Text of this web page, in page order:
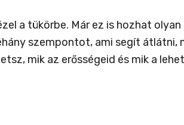
a tükörbe. Már ez is hozhat
szempontot, ami segít átlátni,
mik az erősségeid és mik a